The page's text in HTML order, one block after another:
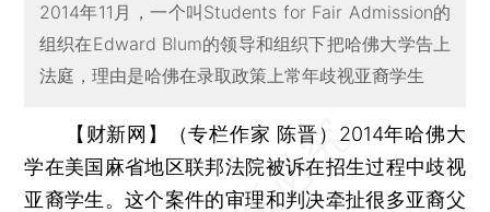
2014年11月，一个叫Students for Fair Admission的
组织在Edward Blum的领导和组织下把哈佛大学告上
法庭，理由是哈佛在录取政策上常年歧视亚裔学生
【财新网】（专栏作家 陈晋） 2014年哈佛大
学在美国麻省地区联邦法院被诉在招生过程中歧视
亚裔学生。这个案件的审理和判决牵扯很多亚裔父